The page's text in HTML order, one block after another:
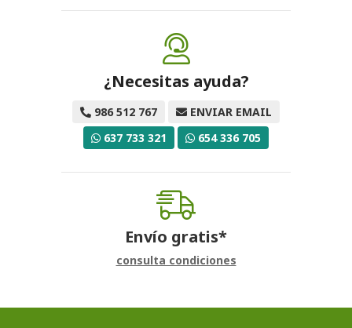
¿Necesitas ayuda?
986 512 767
ENVIAR EMAIL
637 733 321
654 336 705
Envío gratis*
consulta condiciones